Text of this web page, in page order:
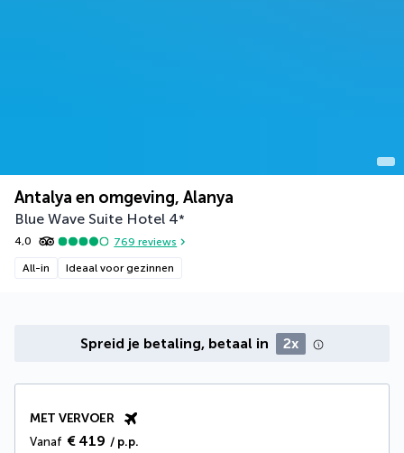
Antalya en omgeving, Alanya
Blue Wave Suite Hotel 4*
4,0 769 reviews
All-in Ideaal voor gezinnen
Spreid je betaling, betaal in 2x
MET VERVOER
Vanaf € 419 / p.p.